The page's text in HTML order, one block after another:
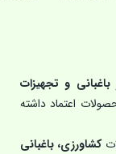
باغبانی و تجهیزات
اعتماد داشته
کشاورزی، باغبانی